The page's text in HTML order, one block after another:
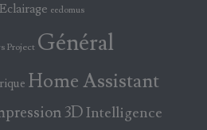
Eclairage eedomus
Project Général
Home Assistant
3DIntelligence